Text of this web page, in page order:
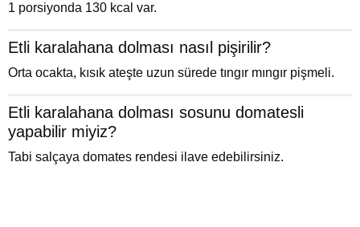
1 porsiyonda 130 kcal var.
Etli karalahana dolması nasıl pişirilir?
Orta ocakta, kısık ateşte uzun sürede tıngır mıngır pişmeli.
Etli karalahana dolması sosunu domatesli
yapabilir miyiz?
Tabi salçaya domates rendesi ilave edebilirsiniz.